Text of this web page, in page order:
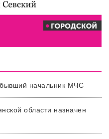
начальник МЧС
области назначен